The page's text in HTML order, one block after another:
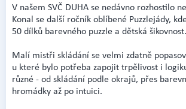
V našem SVČ DUHA se nedávno rozhostilo
Konal se další ročník oblíbené Puzzlejády,
50 dílků barevného puzzle a dětská šikovnost.
Malí mistři skládání se velmi zdatně
u které bylo potřeba zapojit trpělivost i
různé - od skládání podle okrajů, přes
hromádky až po intuici.